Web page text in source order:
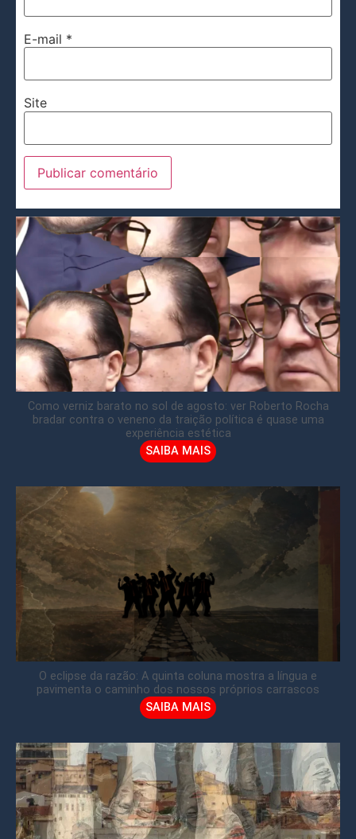
E-mail *
Site
Como verniz barato no sol de agosto: ver Roberto Rocha
bradar contra o veneno da traição política é quase uma
experiência estética
SAIBA MAIS
O eclipse da razão: A quinta coluna mostra a língua e
pavimenta o caminho dos nossos próprios carrascos
SAIBA MAIS